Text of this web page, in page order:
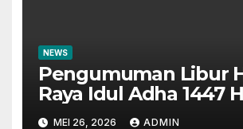
NEWS
Pengumuman Libur
Raya Idul Adha 1447 H
MEI 26, 2026 ADMIN